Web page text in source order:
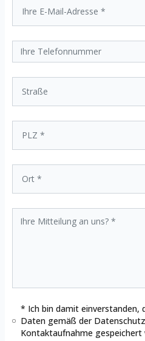
* Ich bin damit einverstanden,
Daten gemäß der
Kontaktaufnahme gespeichert